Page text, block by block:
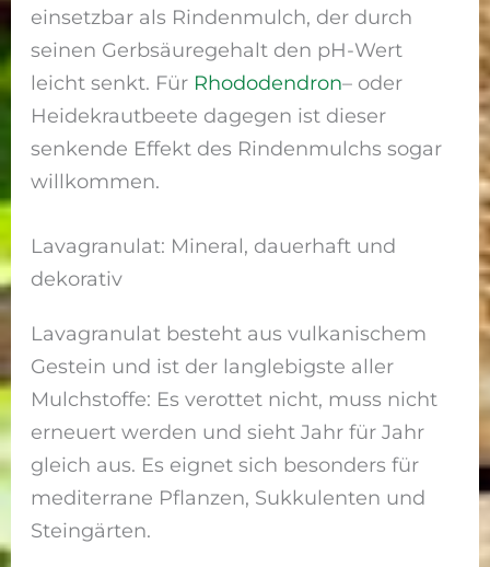
einsetzbar als Rindenmulch, der durch
seinen Gerbsäuregehalt den pH-Wert
leicht senkt. Für Rhododendron– oder
Heidekrautbeete dagegen ist dieser
senkende Effekt des Rindenmulchs sogar
willkommen.
Lavagranulat: Mineral, dauerhaft und
dekorativ
Lavagranulat besteht aus vulkanischem
Gestein und ist der langlebigste aller
Mulchstoffe: Es verottet nicht, muss nicht
erneuert werden und sieht Jahr für Jahr
gleich aus. Es eignet sich besonders für
mediterrane Pflanzen, Sukkulenten und
Steingärten.